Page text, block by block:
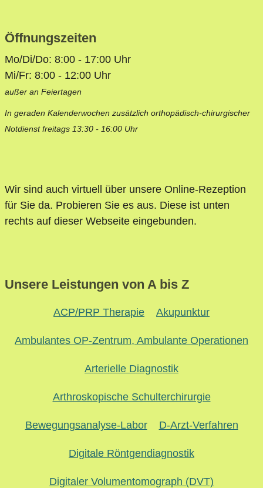
Öffnungszeiten
Mo/Di/Do: 8:00 - 17:00 Uhr
Mi/Fr: 8:00 - 12:00 Uhr
außer an Feiertagen
In geraden Kalenderwochen zusätzlich orthopädisch-chirurgischer
Notdienst freitags 13:30 - 16:00 Uhr
Wir sind auch virtuell über unsere Online-Rezeption
für Sie da. Probieren Sie es aus. Diese ist unten
rechts auf dieser Webseite eingebunden.
Unsere Leistungen von A bis Z
ACP/PRP Therapie Akupunktur
Ambulantes OP-Zentrum, Ambulante Operationen
Arterielle Diagnostik
Arthroskopische Schulterchirurgie
Bewegungsanalyse-Labor D-Arzt-Verfahren
Digitale Röntgendiagnostik
Digitaler Volumentomograph (DVT)